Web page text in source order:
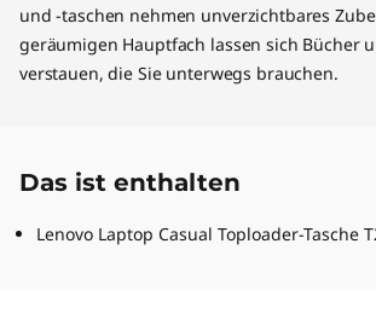
und -taschen nehmen unverzichtbares
geräumigen Hauptfach lassen sich Bücher
verstauen, die Sie unterwegs brauchen.
Das ist enthalten
Lenovo Laptop Casual Toploader-Tasche